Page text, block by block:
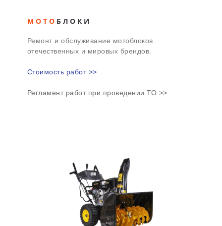
МОТО БЛОКИ
Ремонт и обслуживание мотоблоков
отечественных и мировых брендов.
Стоимость работ >>
Регламент работ при проведении ТО >>